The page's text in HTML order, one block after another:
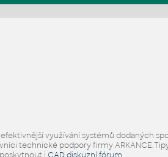
využívání systémů dodaných
technické podpory firmy